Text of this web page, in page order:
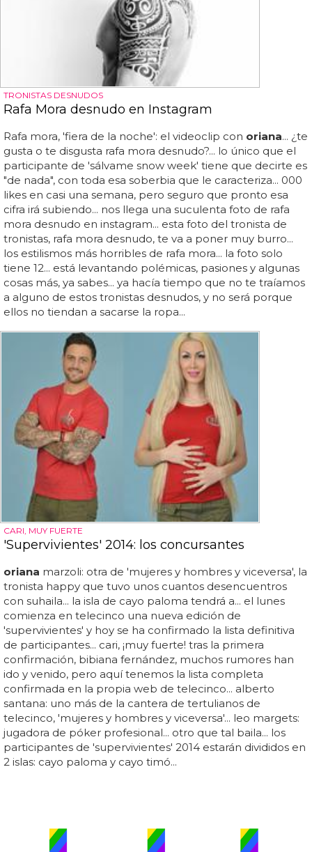
TRONISTAS DESNUDOS
Rafa Mora desnudo en Instagram
Rafa mora, 'fiera de la noche': el videoclip con oriana... ¿te
gusta o te disgusta rafa mora desnudo?... lo único que el
participante de 'sálvame snow week' tiene que decirte es
"de nada", con toda esa soberbia que le caracteriza... 000
likes en casi una semana, pero seguro que pronto esa
cifra irá subiendo... nos llega una suculenta foto de rafa
mora desnudo en instagram... esta foto del tronista de
tronistas, rafa mora desnudo, te va a poner muy burro...
los estilismos más horribles de rafa mora... la foto solo
tiene 12... está levantando polémicas, pasiones y algunas
cosas más, ya sabes... ya hacía tiempo que no te traíamos
a alguno de estos tronistas desnudos, y no será porque
ellos no tiendan a sacarse la ropa...
CARI, MUY FUERTE
'Supervivientes' 2014: los concursantes
oriana marzoli: otra de 'mujeres y hombres y viceversa', la
tronista happy que tuvo unos cuantos desencuentros
con suhaila... la isla de cayo paloma tendrá a... el lunes
comienza en telecinco una nueva edición de
'supervivientes' y hoy se ha confirmado la lista definitiva
de participantes... cari, ¡muy fuerte! tras la primera
confirmación, bibiana fernández, muchos rumores han
ido y venido, pero aquí tenemos la lista completa
confirmada en la propia web de telecinco... alberto
santana: uno más de la cantera de tertulianos de
telecinco, 'mujeres y hombres y viceversa'... leo margets:
jugadora de póker profesional... otro que tal baila... los
participantes de 'supervivientes' 2014 estarán divididos en
2 islas: cayo paloma y cayo timó...